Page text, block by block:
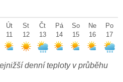
Út
11
St
12
Čt
13
Pá
14
So
15
Ne
16
Po
17
denní teploty v průběhu